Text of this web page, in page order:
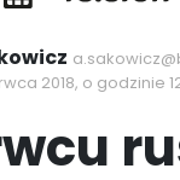
2018, o godzinie